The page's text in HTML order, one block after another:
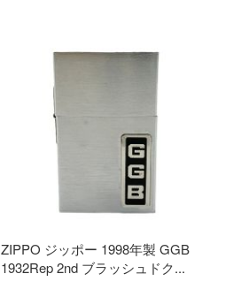
ZIPPO ジッポー 1998年製 GGB
1932Rep 2nd ブラッシュドク...